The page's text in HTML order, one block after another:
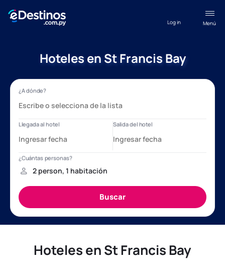
Menú
Log in
Hoteles en St Francis Bay
Hoteles en St Francis Bay